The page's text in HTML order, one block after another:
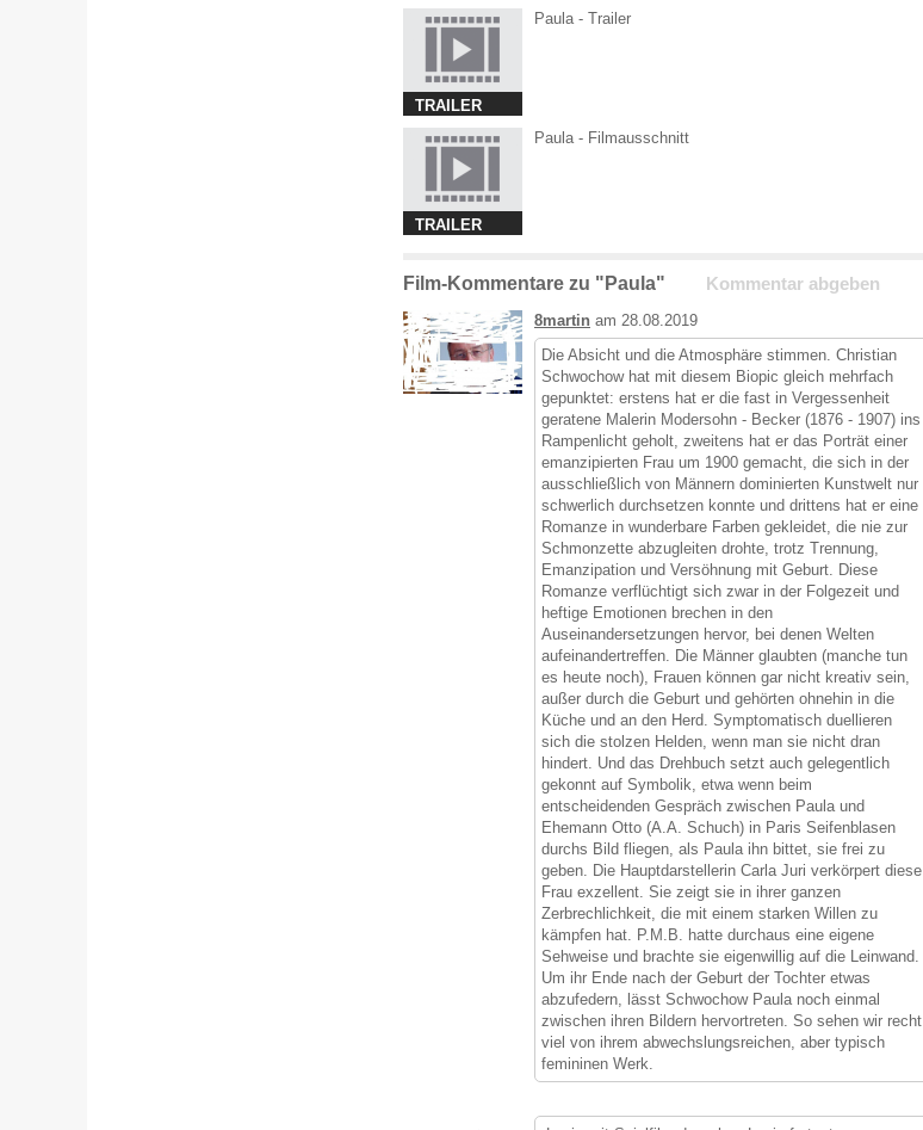
TRAILER
Paula - Trailer
TRAILER
Paula - Filmausschnitt
Film-Kommentare zu "Paula" Kommentar abgeben
8martin am 28.08.2019
Die Absicht und die Atmosphäre stimmen. Christian
Schwochow hat mit diesem Biopic gleich mehrfach
gepunktet: erstens hat er die fast in Vergessenheit
geratene Malerin Modersohn - Becker (1876 - 1907) ins
Rampenlicht geholt, zweitens hat er das Porträt einer
emanzipierten Frau um 1900 gemacht, die sich in der
ausschließlich von Männern dominierten Kunstwelt nur
schwerlich durchsetzen konnte und drittens hat er eine
Romanze in wunderbare Farben gekleidet, die nie zur
Schmonzette abzugleiten drohte, trotz Trennung,
Emanzipation und Versöhnung mit Geburt. Diese
Romanze verflüchtigt sich zwar in der Folgezeit und
heftige Emotionen brechen in den
Auseinandersetzungen hervor, bei denen Welten
aufeinandertreffen. Die Männer glaubten (manche tun
es heute noch), Frauen können gar nicht kreativ sein,
außer durch die Geburt und gehörten ohnehin in die
Küche und an den Herd. Symptomatisch duellieren
sich die stolzen Helden, wenn man sie nicht dran
hindert. Und das Drehbuch setzt auch gelegentlich
gekonnt auf Symbolik, etwa wenn beim
entscheidenden Gespräch zwischen Paula und
Ehemann Otto (A.A. Schuch) in Paris Seifenblasen
durchs Bild fliegen, als Paula ihn bittet, sie frei zu
geben. Die Hauptdarstellerin Carla Juri verkörpert diese
Frau exzellent. Sie zeigt sie in ihrer ganzen
Zerbrechlichkeit, die mit einem starken Willen zu
kämpfen hat. P.M.B. hatte durchaus eine eigene
Sehweise und brachte sie eigenwillig auf die Leinwand.
Um ihr Ende nach der Geburt der Tochter etwas
abzufedern, lässt Schwochow Paula noch einmal
zwischen ihren Bildern hervortreten. So sehen wir recht
viel von ihrem abwechslungsreichen, aber typisch
femininen Werk.